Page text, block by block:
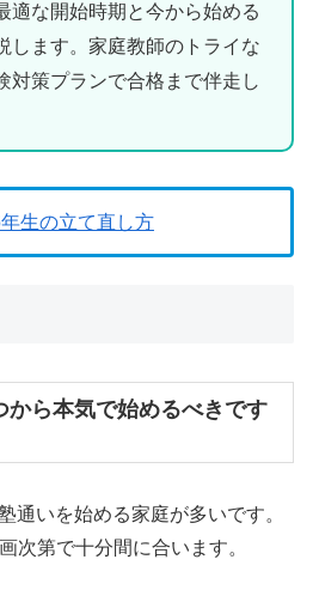
適な開始時期と今から始める
します。家庭教師のトライな
対策プランで合格まで伴走し
生の立て直し方
から本気で始めるべきです
通いを始める家庭が多いです。
次第で十分間に合います。